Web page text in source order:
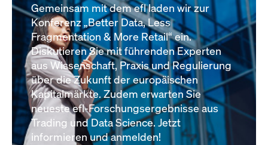
Gemeinsam mit dem efl laden wir zur
Konferenz „Better Data, Less
Fragmentation & More Retail“ ein.
Diskutieren Sie mit führenden Experten
aus Wissenschaft, Praxis und Regulierung
über die Zukunft der europäischen
Kapitalmärkte. Zudem erwarten Sie
neueste efl-Forschungsergebnisse aus
Trading und Data Science. Jetzt
informieren und anmelden!